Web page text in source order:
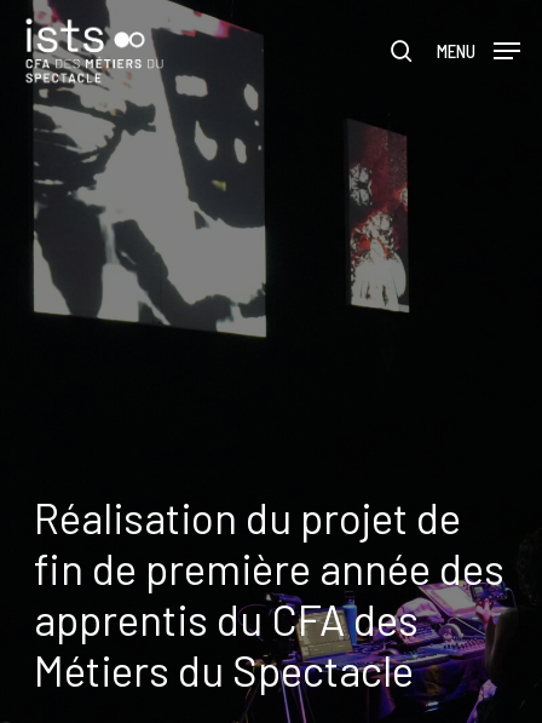
main
content
rechercher
MENU
Réalisation du projet de
fin de première année des
apprentis du CFA des
Métiers du Spectacle